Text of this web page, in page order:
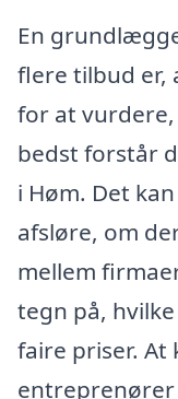
En
flere tilbud er,
for at
bedst forstår
i Høm. Det
afsløre, om
mellem
tegn på,
faire priser.
entreprenører